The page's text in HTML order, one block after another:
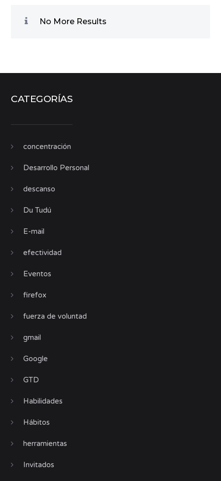
No More Results
CATEGORÍAS
concentración
Desarrollo Personal
descanso
Du Tudú
E-mail
efectividad
Eventos
firefox
fuerza de voluntad
gmail
Google
GTD
Habilidades
Hábitos
herramientas
Invitados